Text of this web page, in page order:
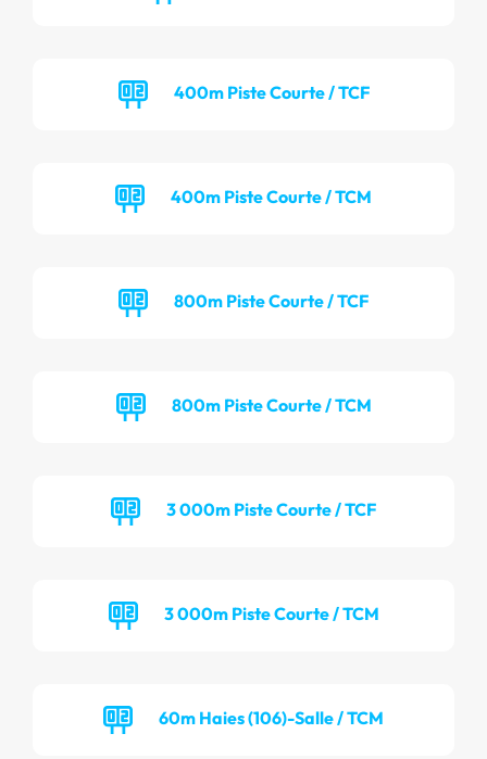
400m Piste Courte / TCF
400m Piste Courte / TCM
800m Piste Courte / TCF
800m Piste Courte / TCM
3 000m Piste Courte / TCF
3 000m Piste Courte / TCM
60m Haies (106)-Salle / TCM